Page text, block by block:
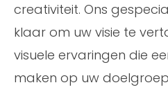
creativiteit. Ons
klaar om uw visie te
visuele ervaringen die
maken op uw